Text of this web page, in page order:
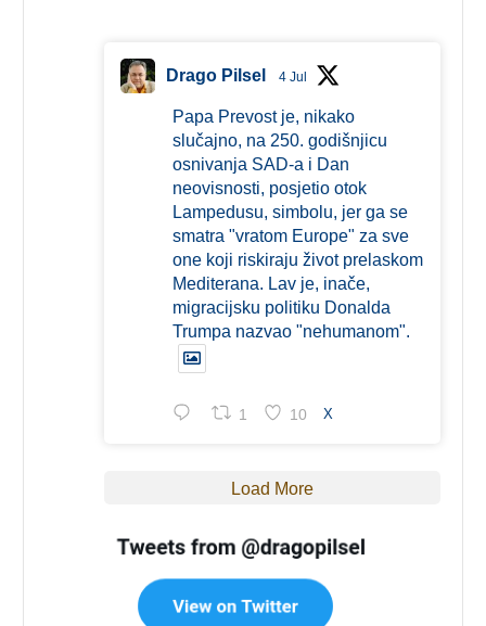
Drago Pilsel 4 Jul
Papa Prevost je, nikako
slučajno, na 250. godišnjicu
osnivanja SAD-a i Dan
neovisnosti, posjetio otok
Lampedusu, simbolu, jer ga se
smatra "vratom Europe" za sve
one koji riskiraju život prelaskom
Mediterana. Lav je, inače,
migracijsku politiku Donalda
Trumpa nazvao "nehumanom".
1 10 X
Load More